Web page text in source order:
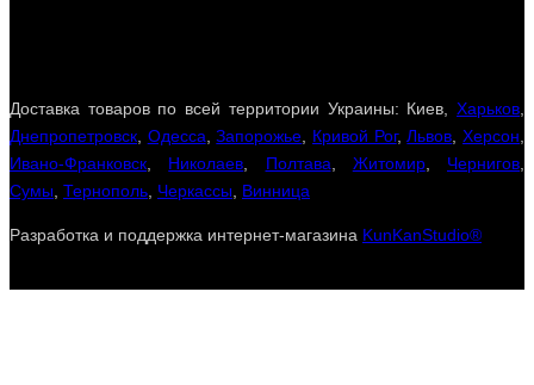
Доставка товаров по всей территории Украины: Киев, Харьков
Днепропетровск Одесса ,Запорожье Кривой Рог,Львов ,Херсон
Ивано-Франковск
Николаев Полтава Житомир, Чернигов
Сумы Тернополь Черкассы Винница
Разработка и поддержка интернет-магазина KunKanStudio®